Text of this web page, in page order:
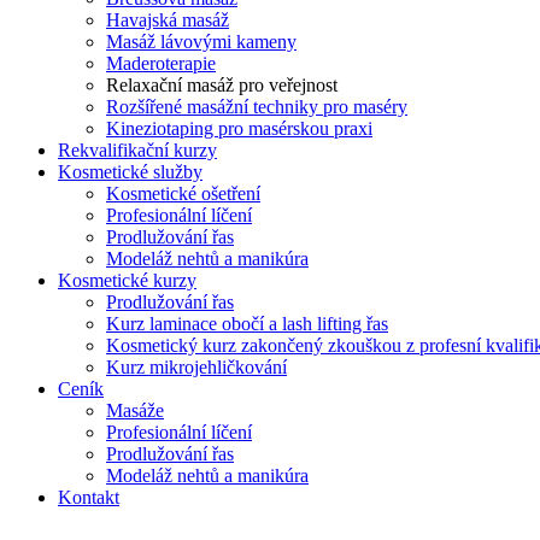
Havajská masáž
Masáž lávovými kameny
Maderoterapie
Relaxační masáž pro veřejnost
Rozšířené masážní techniky pro maséry
Kineziotaping pro masérskou praxi
Rekvalifikační kurzy
Kosmetické služby
Kosmetické ošetření
Profesionální líčení
Prodlužování řas
Modeláž nehtů a manikúra
Kosmetické kurzy
Prodlužování řas
Kurz laminace obočí a lash lifting řas
Kosmetický kurz zakončený zkouškou z profesní
Kurz mikrojehličkování
Ceník
Masáže
Profesionální líčení
Prodlužování řas
Modeláž nehtů a manikúra
Kontakt